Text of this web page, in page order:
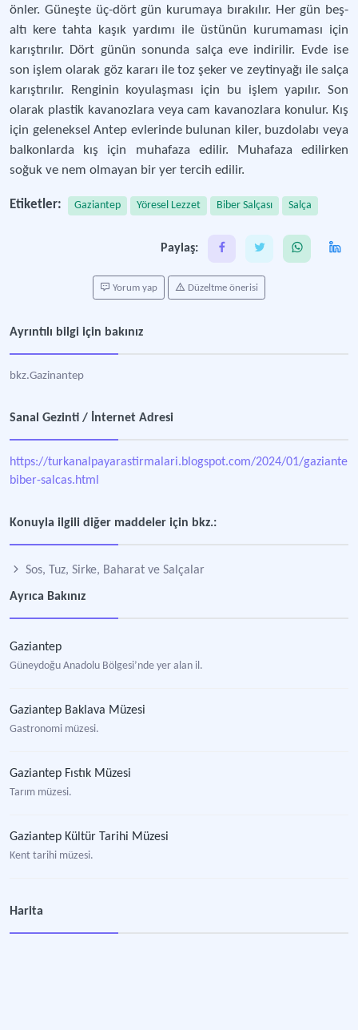
önler. Güneşte üç-dört gün kurumaya bırakılır. Her gün beş-
altı kere tahta kaşık yardımı ile üstünün kurumaması için
karıştırılır. Dört günün sonunda salça eve indirilir. Evde ise
son işlem olarak göz kararı ile toz şeker ve zeytinyağı ile salça
karıştırılır. Renginin koyulaşması için bu işlem yapılır. Son
olarak plastik kavanozlara veya cam kavanozlara konulur. Kış
için geleneksel Antep evlerinde bulunan kiler, buzdolabı veya
balkonlarda kış için muhafaza edilir. Muhafaza edilirken
soğuk ve nem olmayan bir yer tercih edilir.
Etiketler: Gaziantep Yöresel Lezzet Biber Salçası Salça
Paylaş:
Yorum yap Düzeltme önerisi
Ayrıntılı bilgi için bakınız
bkz.Gazinantep
Sanal Gezinti / İnternet Adresi
https://turkanalpayarastirmalari.blogspot.com/2024/01/gaziantep-
biber-salcas.html
Konuyla ilgili diğer maddeler için bkz.:
Sos, Tuz, Sirke, Baharat ve Salçalar
Ayrıca Bakınız
Gaziantep
Güneydoğu Anadolu Bölgesi’nde yer alan il.
Gaziantep Baklava Müzesi
Gastronomi müzesi.
Gaziantep Fıstık Müzesi
Tarım müzesi.
Gaziantep Kültür Tarihi Müzesi
Kent tarihi müzesi.
Harita